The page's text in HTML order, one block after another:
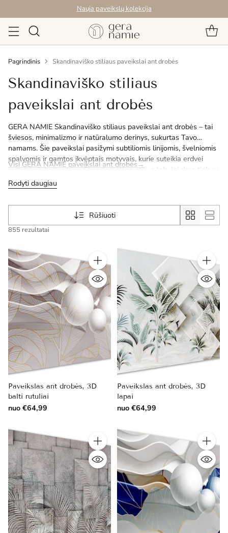
Nemokamas pristatymas Lietuvoje nuo 79.99 Eur
Pagrindinis Skandinaviško stiliaus paveikslai ant drobės
Skandinaviško stiliaus
paveikslai ant drobės
GERA NAMIE Skandinaviško stiliaus paveikslai ant drobės – tai
šviesos, minimalizmo ir natūralumo derinys, sukurtas Tavo
namams. Šie paveikslai pasižymi subtiliomis linijomis, švelniomis
spalvomis ir gamtos įkvėptais motyvais, kurie suteikia erdvei
ramybės ir harmonijos. Skandinaviškas stilius tobulai dera tiek su
moderniu, tiek su tradiciniu interjeru, įnešdamas šilumos ir
jaukumo pojūtį. Atrask paprastą, bet elegantišką dizainą, kuris
Visi GERA NAMIE paveikslai ant drobės→
Rodyti daugiau
Rūšiuoti
855 rezultatai
Kiekis
Paveikslas ant drobės, 3D
balti rutuliai
nuo €64,99
Kiekis
Paveikslas ant drobės, 3D
lapai
nuo €64,99
Kiekis Kiekis